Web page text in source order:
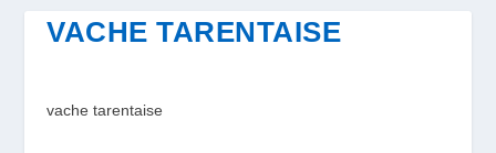
VACHE TARENTAISE
vache tarentaise